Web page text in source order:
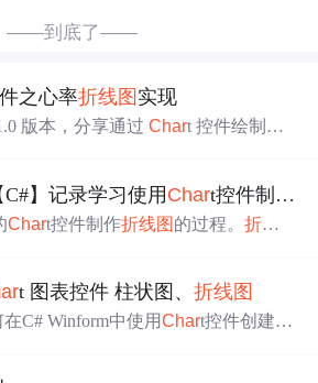
——到底了——
之心率折线图 实现
版本，分享通过Chart 控件绘制心
性、添加数据点显示等步骤，最后
填充值。
C#】记录学习使用 Chart控件制作
Chart控件制作折线图 的过程。折线
t控件样式到编写事件代码等九个步
示。
t 图表控件 柱状图、折线图
C# Winform中使用Chart控件创建柱